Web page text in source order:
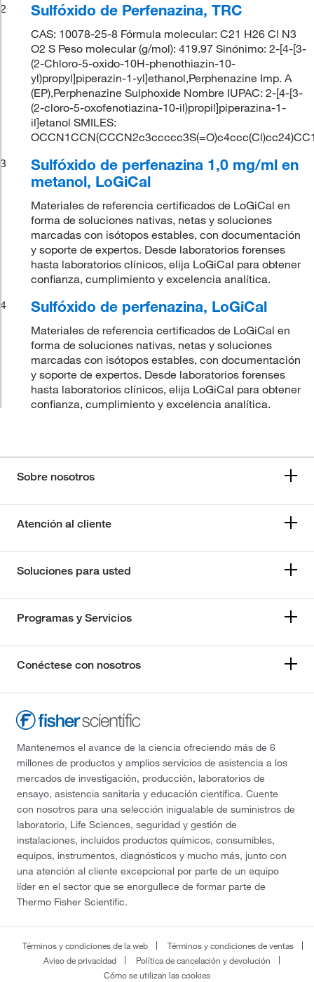
2
Sulfóxido de Perfenazina, TRC
CAS: 10078-25-8 Fórmula molecular: C21 H26 Cl N3
O2 S Peso molecular (g/mol): 419.97 Sinónimo: 2-[4-[3-
(2-Chloro-5-oxido-10H-phenothiazin-10-
yl)propyl]piperazin-1-yl]ethanol,Perphenazine Imp. A
(EP),Perphenazine Sulphoxide Nombre IUPAC: 2-[4-[3-
(2-cloro-5-oxofenotiazina-10-il)propil]piperazina-1-
il]etanol SMILES:
3
Sulfóxido de perfenazina 1,0 mg/ml en
metanol, LoGiCal
Materiales de referencia certificados de LoGiCal en
forma de soluciones nativas, netas y soluciones
marcadas con isótopos estables, con documentación
y soporte de expertos. Desde laboratorios forenses
hasta laboratorios clínicos, elija LoGiCal para obtener
confianza, cumplimiento y excelencia analítica.
4
Sulfóxido de perfenazina, LoGiCal
Materiales de referencia certificados de LoGiCal en
forma de soluciones nativas, netas y soluciones
marcadas con isótopos estables, con documentación
y soporte de expertos. Desde laboratorios forenses
hasta laboratorios clínicos, elija LoGiCal para obtener
confianza, cumplimiento y excelencia analítica.
Sobre nosotros
Atención al cliente
Soluciones para usted
Programas y Servicios
Conéctese con nosotros
Mantenemos el avance de la ciencia ofreciendo más de 6
millones de productos y amplios servicios de asistencia a los
mercados de investigación, producción, laboratorios de
ensayo, asistencia sanitaria y educación científica. Cuente
con nosotros para una selección inigualable de suministros de
laboratorio, Life Sciences, seguridad y gestión de
instalaciones, incluidos productos químicos, consumibles,
equipos, instrumentos, diagnósticos y mucho más, junto con
una atención al cliente excepcional por parte de un equipo
líder en el sector que se enorgullece de formar parte de
Thermo Fisher Scientific.
Términos y condiciones de la web
Términos y condiciones de ventas
Aviso de privacidad
Política de cancelación y devolución
Cómo se utilizan las cookies